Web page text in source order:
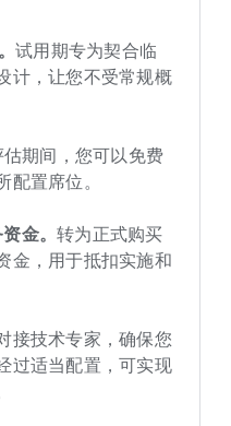
试用期专为契合临
计，让您不受常规概
期间，您可以免费
配置席位。
金。 转为正式购买
金，用于抵扣实施和
接技术专家，确保您
过适当配置，可实现